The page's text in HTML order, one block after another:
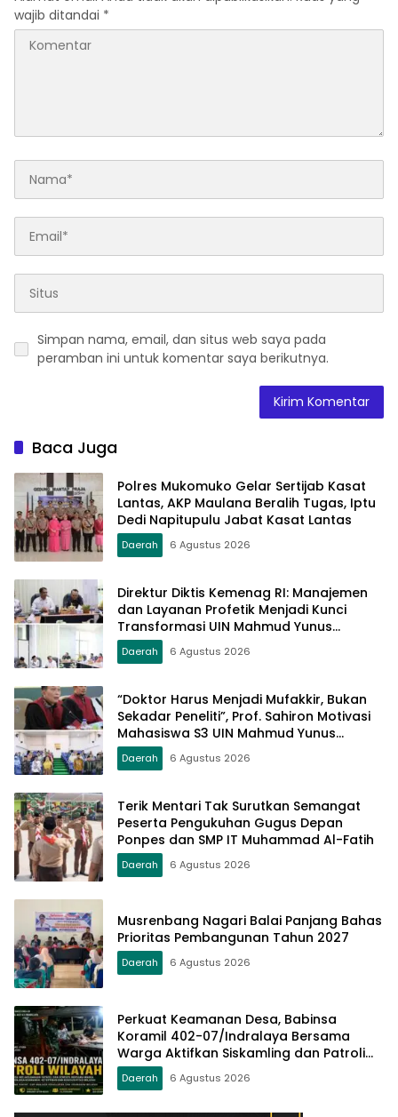
wajib ditandai *
Simpan nama, email, dan situs web saya pada
peramban ini untuk komentar saya berikutnya.
Baca Juga
Polres Mukomuko Gelar Sertijab Kasat
Lantas, AKP Maulana Beralih Tugas, Iptu
Dedi Napitupulu Jabat Kasat Lantas
Daerah 6 Agustus 2026
Direktur Diktis Kemenag RI: Manajemen
dan Layanan Profetik Menjadi Kunci
Transformasi UIN Mahmud Yunus
Batusangkar Menjadi Kampus
Bereputasi Global
Daerah 6 Agustus 2026
“Doktor Harus Menjadi Mufakkir, Bukan
Sekadar Peneliti”, Prof. Sahiron Motivasi
Mahasiswa S3 UIN Mahmud Yunus
Batusangkar
Daerah 6 Agustus 2026
Terik Mentari Tak Surutkan Semangat
Peserta Pengukuhan Gugus Depan
Ponpes dan SMP IT Muhammad Al-Fatih
Daerah 6 Agustus 2026
Musrenbang Nagari Balai Panjang Bahas
Prioritas Pembangunan Tahun 2027
Daerah 6 Agustus 2026
Perkuat Keamanan Desa, Babinsa
Koramil 402-07/Indralaya Bersama
Warga Aktifkan Siskamling dan Patroli
Terpadu
Daerah 6 Agustus 2026